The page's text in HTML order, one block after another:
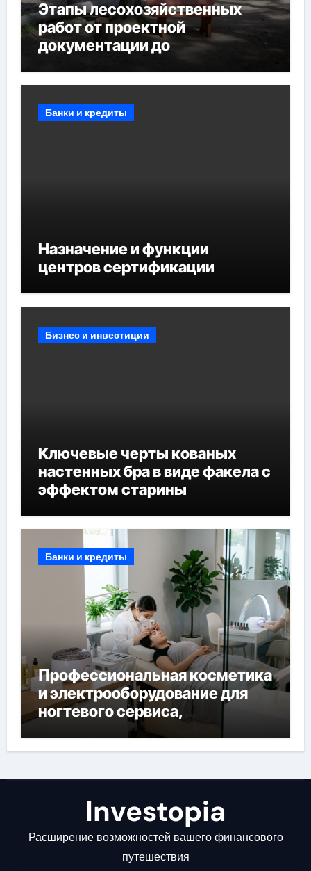
Этапы лесохозяйственных
работ от проектной
документации до
мероприятий и обустройства
Банки и кредиты
Назначение и функции
центров сертификации
Бизнес и инвестиции
Ключевые черты кованых
настенных бра в виде факела с
эффектом старины
Банки и кредиты
Профессиональная косметика
и электрооборудование для
ногтевого сервиса,
наращивания ресниц и
депиляции
Investopia
Расширение возможностей вашего финансового
путешествия